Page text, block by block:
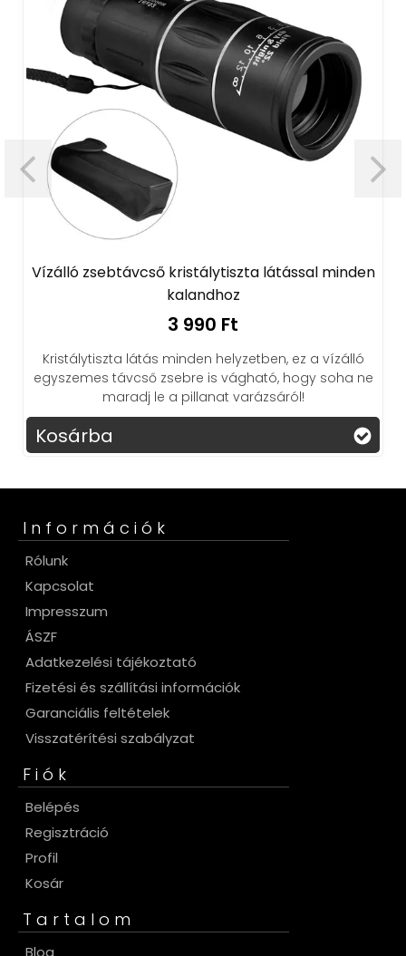
Vízálló zsebtávcső kristálytiszta látással minden
kalandhoz
3 990 Ft
Kristálytiszta látás minden helyzetben, ez a vízálló
egyszemes távcső zsebre is vágható, hogy soha ne
maradj le a pillanat varázsáról!
Kosárba
Információk
Rólunk
Kapcsolat
Impresszum
ÁSZF
Adatkezelési tájékoztató
Fizetési és szállítási információk
Garanciális feltételek
Visszatérítési szabályzat
Fiók
Belépés
Regisztráció
Profil
Kosár
Tartalom
Blog